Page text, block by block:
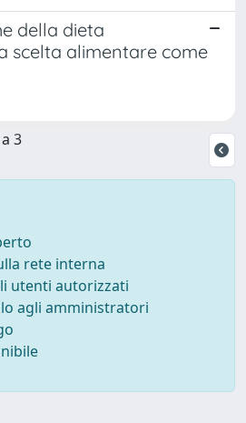
della dieta
scelta alimentare come
3
rete interna
utenti autorizzati
agli amministratori